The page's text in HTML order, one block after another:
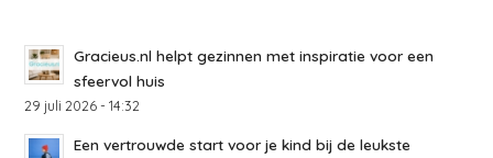
Gracieus.nl helpt gezinnen met inspiratie voor een
sfeervol huis
29 juli 2026 - 14:32
Een vertrouwde start voor je kind bij de leukste